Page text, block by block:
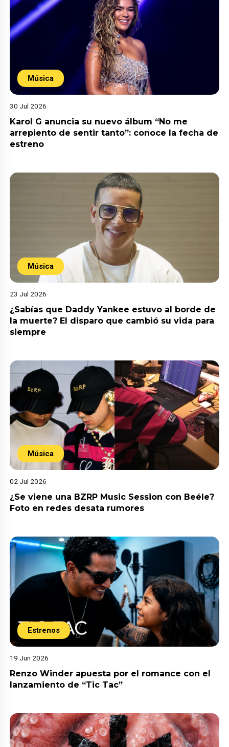
Música
30 Jul 2026
Karol G anuncia su nuevo álbum “No me
arrepiento de sentir tanto”: conoce la fecha de
estreno
Música
23 Jul 2026
¿Sabías que Daddy Yankee estuvo al borde de
la muerte? El disparo que cambió su vida para
siempre
Música
02 Jul 2026
¿Se viene una BZRP Music Session con Beéle?
Foto en redes desata rumores
Estrenos
19 Jun 2026
Renzo Winder apuesta por el romance con el
lanzamiento de “Tic Tac”